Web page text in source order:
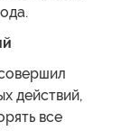
действий,
все